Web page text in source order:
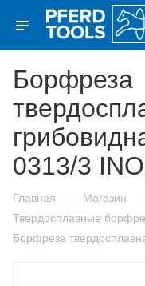
Борфреза
0313/3
Главная — Магазин —
Твердосплавные
Борфреза